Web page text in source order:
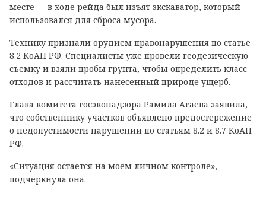
месте — в ходе рейда был изъят экскаватор, который
использовался для сброса мусора.
Технику признали орудием правонарушения по статье
8.2 КоАП РФ. Специалисты уже провели геодезическую
съемку и взяли пробы грунта, чтобы определить класс
отходов и рассчитать нанесенный природе ущерб.
Глава комитета госэконадзора Рамила Агаева заявила,
что собственнику участков объявлено предостережение
о недопустимости нарушений по статьям 8.2 и 8.7 КоАП
РФ.
«Ситуация остается на моем личном контроле», —
подчеркнула она.